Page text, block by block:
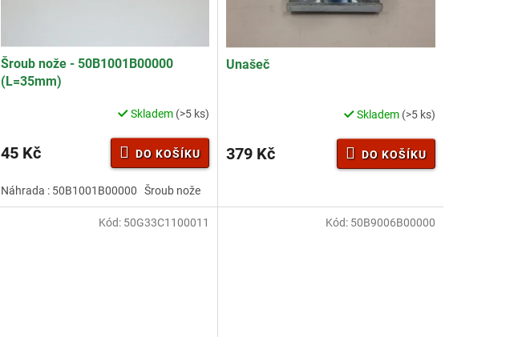
Šroub nože - 50B1001B00000
(L=35mm)
Skladem (>5 ks)
45 Kč DO KOŠÍKU
Náhrada : 50B1001B00000 Šroub nože
Unašeč
produktu
je
5
Skladem (>5 ks)
379 Kč DO KOŠÍKU
Kód: 50G33C1100011 Kód: 50B9006B00000